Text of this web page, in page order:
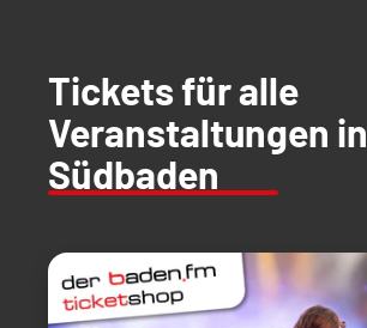
Tickets für alle
Veranstaltungen in
Südbaden